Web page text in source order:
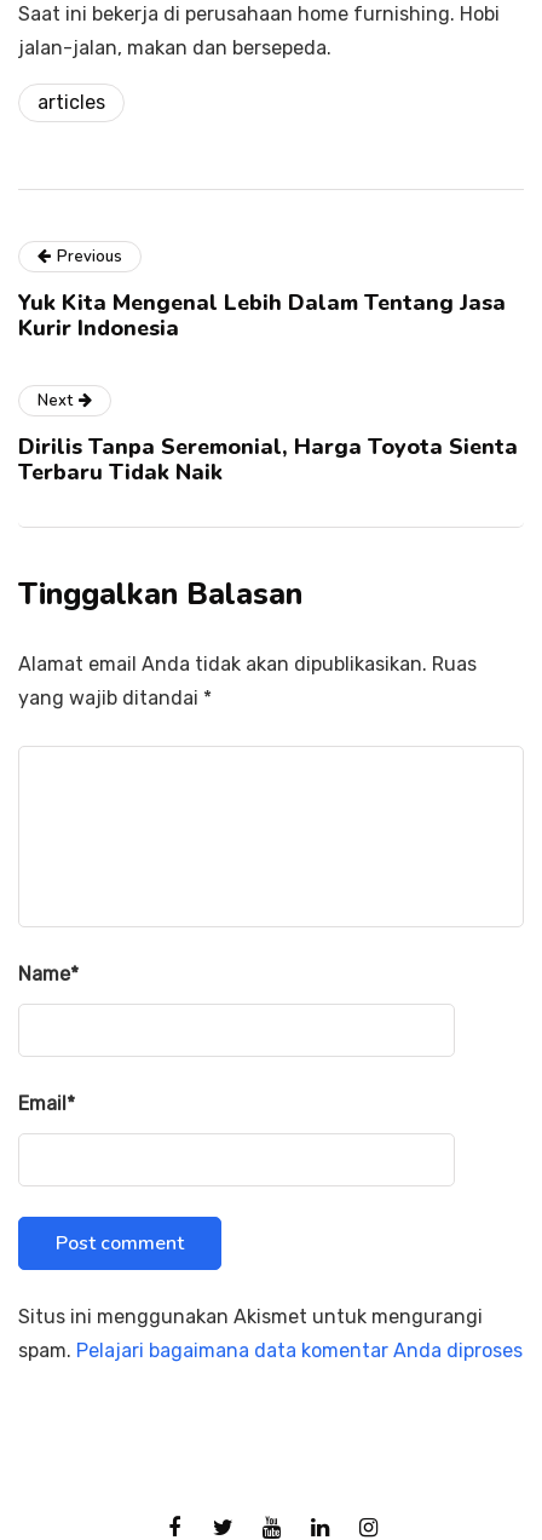
Saat ini bekerja di perusahaan home furnishing. Hobi
jalan-jalan, makan dan bersepeda.
articles
Previous
Yuk Kita Mengenal Lebih Dalam Tentang Jasa
Kurir Indonesia
Next
Dirilis Tanpa Seremonial, Harga Toyota Sienta
Terbaru Tidak Naik
Tinggalkan Balasan
Alamat email Anda tidak akan dipublikasikan. Ruas
yang wajib ditandai *
Name*
Email*
Situs ini menggunakan Akismet untuk mengurangi
spam. Pelajari bagaimana data komentar Anda diproses